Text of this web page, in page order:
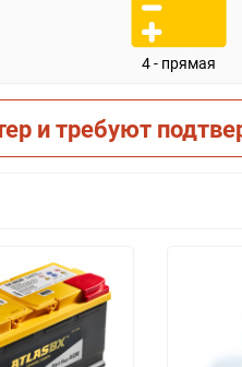
4 - прямая
и требуют